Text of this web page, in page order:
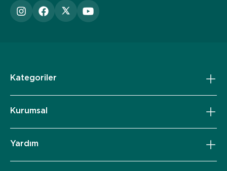
Kategoriler
Kurumsal
Yardım